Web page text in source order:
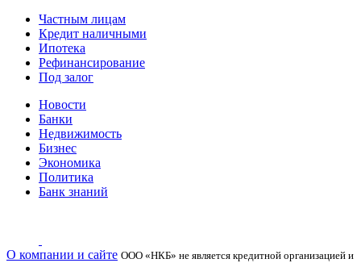
Частным лицам
Кредит наличными
Ипотека
Рефинансирование
Под залог
Новости
Банки
Недвижимость
Бизнес
Экономика
Политика
Банк знаний
О компании и сайте ООО «НКБ» не является кредитной организацией и